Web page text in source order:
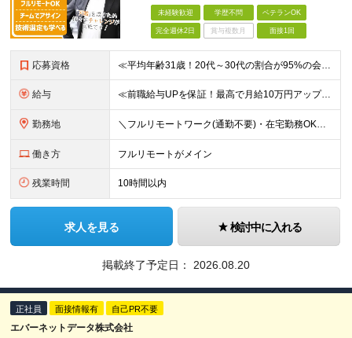
未経験歓迎 学歴不問 ベテランOK
完全週休2日 賞与複数月 面接1回
応募資格 ≪平均年齢31歳！20代～30代の割合が95%の会社です！≫ ■インフラエンジニアとしての実務経験をお持ちの方(年数、フェーズ不問) ■学歴・経験不問 ★面接では当社でどんなキャリアが描けるのか、あ
給与 ≪前職給与UPを保証！最高で月給10万円アップも可能！≫ 月給35万円～70万円＋各種手当 ※経験・スキルに応じて決定いたします ※試用期間（6ヶ月）あり、期間中の給与・待遇に差異はありません ★
勤務地 ＼フルリモートワーク(通勤不要)・在宅勤務OK／ ★各プロジェクト先／完全在宅案件有 ※基本的に転勤はありません ★オフィス内完全禁煙（喫煙スペースは別途有）※現場によります ＝＝＝＝＝ 【大阪本
働き方 フルリモートがメイン
残業時間 10時間以内
求人を見る 検討中に入れる
掲載終了予定日： 2026.08.20
正社員 面接情報有 自己PR不要
エバーネットデータ株式会社